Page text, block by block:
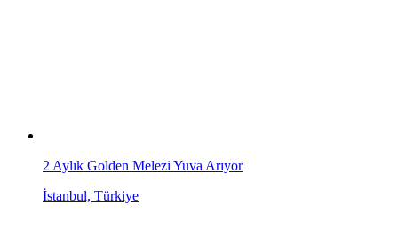
2 Aylık Golden Melezi Yuva Arıyor
İstanbul, Türkiye